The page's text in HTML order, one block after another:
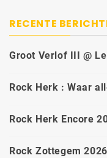
RECENTE
Groot Verlof III @
Rock Herk : Waar
Rock Herk Encore
Rock Zottegem